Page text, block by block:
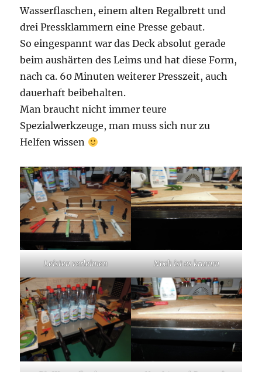
Wasserflaschen, einem alten Regalbrett und
drei Pressklammern eine Presse gebaut.
So eingespannt war das Deck absolut gerade
beim aushärten des Leims und hat diese Form,
nach ca. 60 Minuten weiterer Presszeit, auch
dauerhaft beibehalten.
Man braucht nicht immer teure
Spezialwerkzeuge, man muss sich nur zu
Helfen wissen
Leisten verleimen Noch ist es krumm